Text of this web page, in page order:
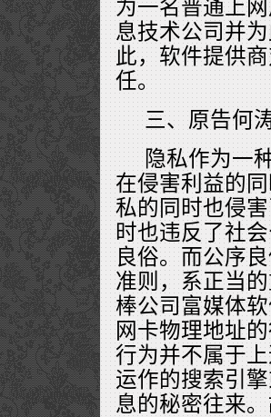
为一名普通上
息技术公司并
此，软件提供
任。
三、原告何
隐私作为一
在侵害利益的
私的同时也侵
时也违反了社
良俗。而公序
准则，系正当
棒公司富媒体
网卡物理地址
行为并不属于
运作的搜索引
息的秘密往来